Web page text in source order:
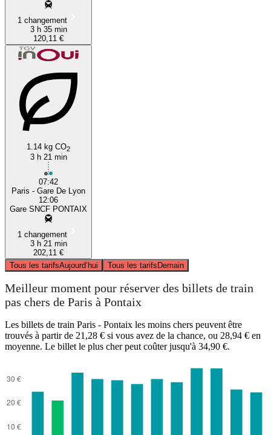
1 changement
3 h 35 min
120,11 €
1.14 kg CO2
3 h 21 min
07:42
Paris - Gare De Lyon
12:06
Gare SNCF PONTAIX
1 changement
3 h 21 min
202,11 €
Tous les tarifsAujourd’hui Tous les tarifsDemain
Meilleur moment pour réserver des billets de train
pas chers de Paris à Pontaix
Les billets de train Paris - Pontaix les moins chers peuvent être
trouvés à partir de 21,28 € si vous avez de la chance, ou 28,94 € en
moyenne. Le billet le plus cher peut coûter jusqu'à 34,90 €.